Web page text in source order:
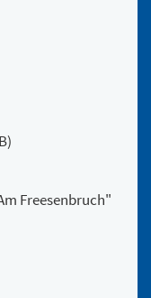
Freesenbruch"